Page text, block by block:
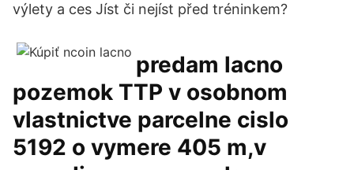
výlety a ces Jíst či nejíst před tréninkem?
predam lacno
pozemok TTP v osobnom
vlastnictve parcelne cislo
5192 o vymere 405 m,v